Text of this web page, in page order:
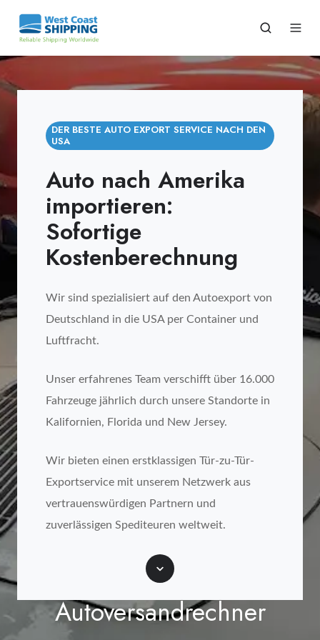
DER BESTE AUTO EXPORT SERVICE NACH DEN
USA
Auto nach Amerika
importieren:
Sofortige
Kostenberechnung
Wir sind spezialisiert auf den Autoexport von
Deutschland in die USA per Container und
Luftfracht.
Unser erfahrenes Team verschifft über 16.000
Fahrzeuge jährlich durch unsere Standorte in
Kalifornien, Florida und New Jersey.
Wir bieten einen erstklassigen Tür-zu-Tür-
Exportservice mit unserem Netzwerk aus
vertrauenswürdigen Partnern und
zuverlässigen Spediteuren weltweit.
Scroll
Autoversandrechner